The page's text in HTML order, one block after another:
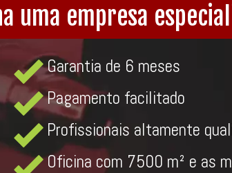
uma empresa
Garantia de 6 meses
Pagamento facilitado
Profissionais altamente
Oficina com 7500 m² e as